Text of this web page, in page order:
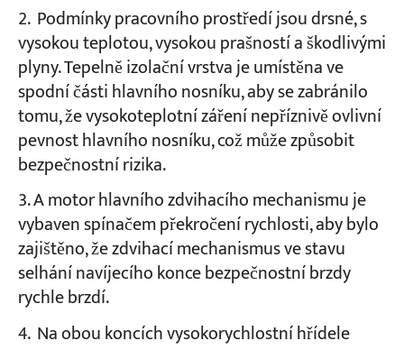
Podmínky pracovního prostředí jsou drsné, s
vysokou teplotou, vysokou prašností a škodlivými
plyny. Tepelně izolační vrstva je umístěna ve
spodní části hlavního nosníku, aby se zabránilo
tomu, že vysokoteplotní záření nepříznivě ovlivní
pevnost hlavního nosníku, což může způsobit
bezpečnostní rizika.
A motor hlavního zdvihacího mechanismu je
vybaven spínačem překročení rychlosti, aby bylo
zajištěno, že zdvihací mechanismus ve stavu
selhání navíjecího konce bezpečnostní brzdy
rychle brzdí.
Na obou koncích vysokorychlostní hřídele